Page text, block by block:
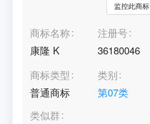
监控此商标
商标名称
康隆 K
注册号
36180046
商标类型
普通商标
类别
第07类
类似群